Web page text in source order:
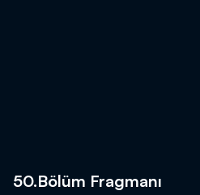
50.Bölüm Fragmanı